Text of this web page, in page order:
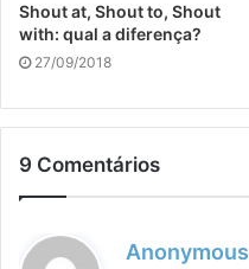
Shout at, Shout to, Shout
with: qual a diferença?
27/09/2018
9 Comentários
Anonymous